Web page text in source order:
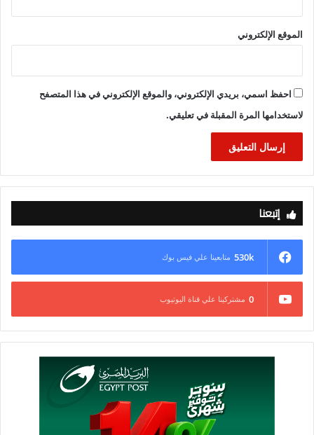
الموقع الإلكتروني
احفظ اسمي، بريدي الإلكتروني، والموقع الإلكتروني في هذا المتصفح
لاستخدامها المرة المقبلة في تعليقي.
إتبعنا
530k متابعينا علي فيس بوك
0 مشتركينا علي قناة اليوتيوب